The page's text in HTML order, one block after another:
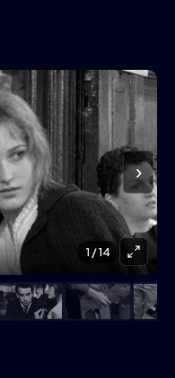
›
1 / 14